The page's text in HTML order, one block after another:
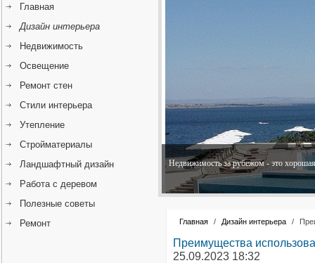
Недвижимость за рубежом - это
Главная / Дизайн интерьера /
Преимущества
25.09.2023 18:32
Главная
Дизайн интерьера
Недвижимость
Освещение
Ремонт стен
Стили интерьера
Утепление
Стройматериалы
Ландшафтный дизайн
Работа с деревом
Полезные советы
Ремонт